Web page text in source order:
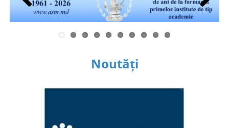
Previous Next
Noutăți